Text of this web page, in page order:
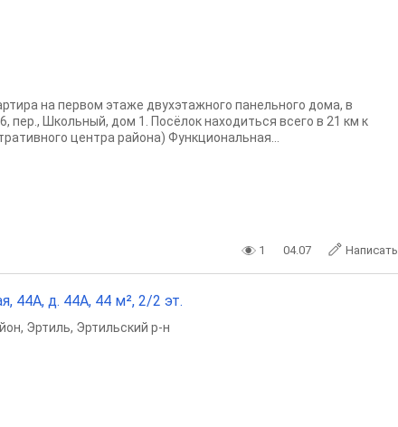
на первом этаже двухэтажного панельного дома, в
пер., Школьный, дом 1. Посёлок находиться всего в 21 км к
центра района) Функциональная...
1 04.07 Написать
44А, д. 44А, 44 м², 2/2 эт.
, Эртиль, Эртильский р-н